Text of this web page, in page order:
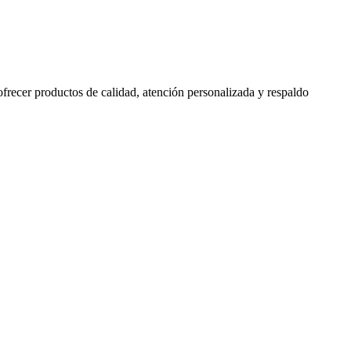
productos de calidad, atención personalizada y respaldo